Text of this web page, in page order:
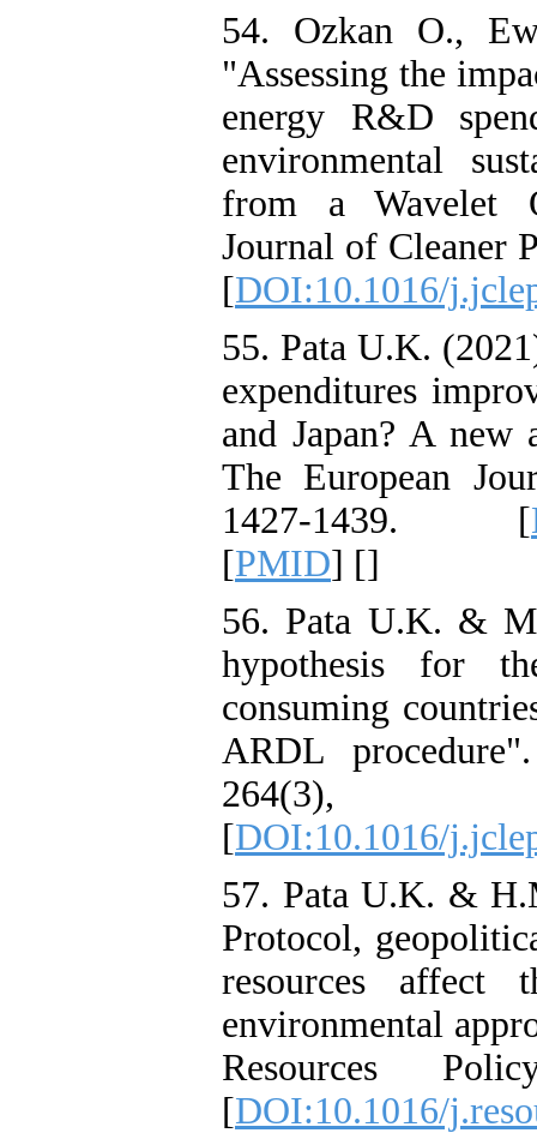
54. Ozkan O.,
"Assessing the
energy R&D
environmental
from a Wavelet
Journal of Cleaner
[DOI:10.1016/
55. Pata U.K.
expenditures
and Japan? A new
The European
1427-1439. [
[PMID] []
56. Pata U.K. &
hypothesis for
consuming
ARDL
264(3),
[DOI:10.1016/
57. Pata U.K. &
Protocol,
resources affect
environmental
Resources
[DOI:10.1016/